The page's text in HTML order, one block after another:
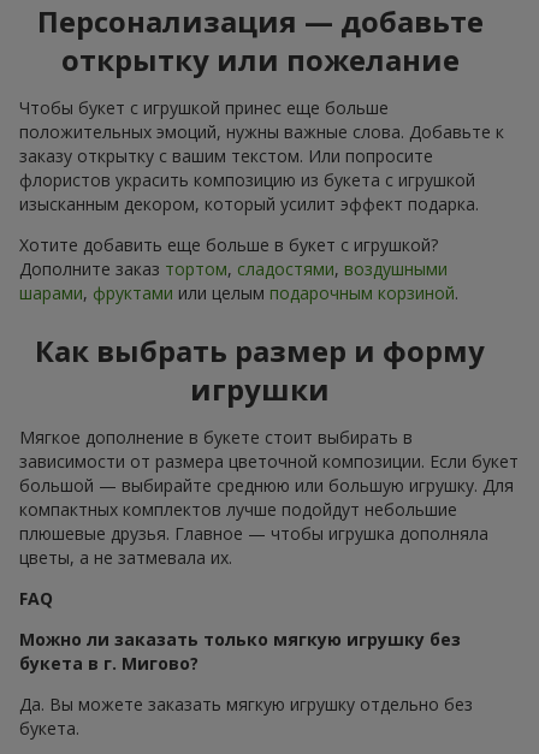
Персонализация — добавьте
открытку или пожелание
Чтобы букет с игрушкой принес еще больше
положительных эмоций, нужны важные слова. Добавьте к
заказу открытку с вашим текстом. Или попросите
флористов украсить композицию из букета с игрушкой
изысканным декором, который усилит эффект подарка.
Хотите добавить еще больше в букет с игрушкой?
Дополните заказ тортом, сладостями, воздушными
шарами, фруктами или целым подарочным корзиной.
Как выбрать размер и форму
игрушки
Мягкое дополнение в букете стоит выбирать в
зависимости от размера цветочной композиции. Если букет
большой — выбирайте среднюю или большую игрушку. Для
компактных комплектов лучше подойдут небольшие
плюшевые друзья. Главное — чтобы игрушка дополняла
цветы, а не затмевала их.
FAQ
Можно ли заказать только мягкую игрушку без
букета в г. Мигово?
Да. Вы можете заказать мягкую игрушку отдельно без
букета.